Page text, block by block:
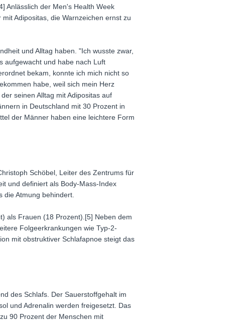
Anlässlich der Men's Health Week
Adipositas, die Warnzeichen ernst zu
und Alltag haben. "Ich wusste zwar,
aufgewacht und habe nach Luft
bekam, konnte ich mich nicht so
habe, weil sich mein Herz
seinen Alltag mit Adipositas auf
in Deutschland mit 30 Prozent in
der Männer haben eine leichtere Form
Schöbel, Leiter des Zentrums für
und definiert als Body-Mass-Index
die Atmung behindert.
als Frauen (18 Prozent).[5] Neben dem
Folgeerkrankungen wie Typ-2-
mit obstruktiver Schlafapnoe steigt das
des Schlafs. Der Sauerstoffgehalt im
und Adrenalin werden freigesetzt. Das
90 Prozent der Menschen mit